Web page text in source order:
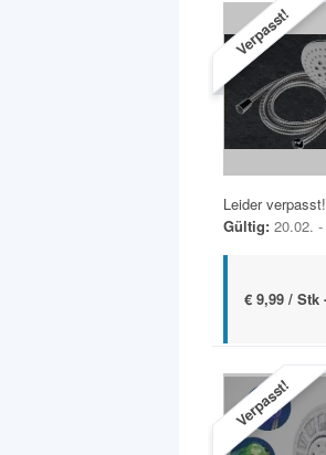
Verpasst!
Leider verpasst!
Gültig: 20.02.
€ 9,99 / Stk
Verpasst!